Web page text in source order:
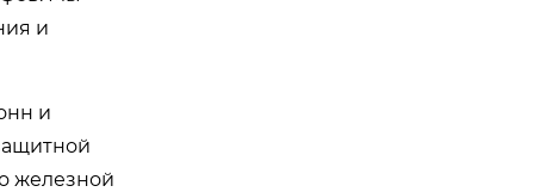
и
и
железной